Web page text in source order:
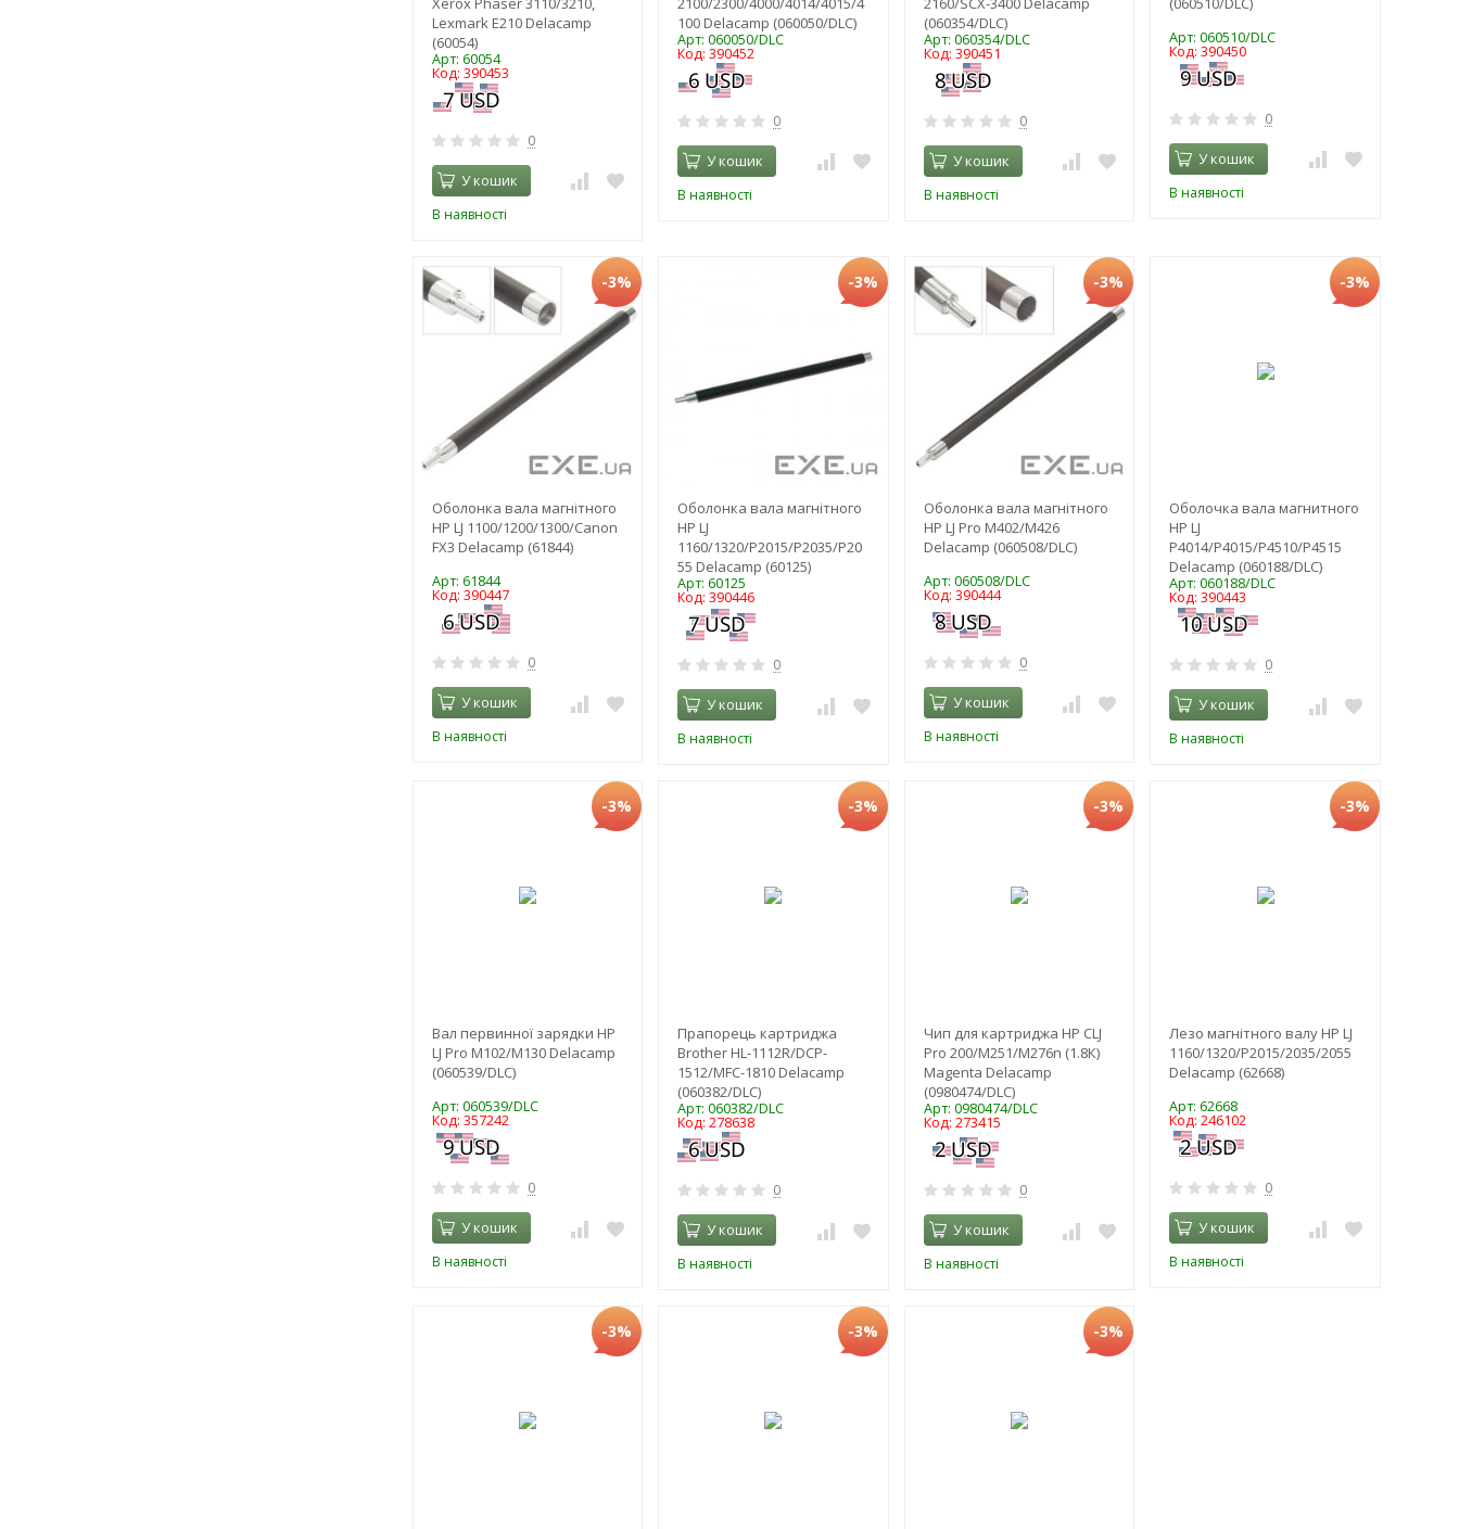
Lexmark E210 Delacamp
(60054)
Арт: 60054
Код: 390453
0
У кошик
В наявності
100 Delacamp (060050/DLC)
Арт: 060050/DLC
Код: 390452
0
У кошик
В наявності
(060354/DLC)
Арт: 060354/DLC
Код: 390451
0
У кошик
В наявності
Арт: 060510/DLC
Код: 390450
0
У кошик
В наявності
-3%
Оболонка вала магнітного
HP LJ 1100/1200/1300/Canon
FX3 Delacamp (61844)
Арт: 61844
Код: 390447
0
У кошик
В наявності
-3%
Оболонка вала магнітного
HP LJ
1160/1320/P2015/P2035/P20
55 Delacamp (60125)
Арт: 60125
Код: 390446
0
У кошик
В наявності
-3%
Оболонка вала магнітного
HP LJ Pro M402/M426
Delacamp (060508/DLC)
Арт: 060508/DLC
Код: 390444
0
У кошик
В наявності
-3%
Оболочка вала магнитного
HP LJ
P4014/P4015/P4510/P4515
Delacamp (060188/DLC)
Арт: 060188/DLC
Код: 390443
0
У кошик
В наявності
-3%
Вал первинної зарядки HP
LJ Pro M102/M130 Delacamp
(060539/DLC)
Арт: 060539/DLC
Код: 357242
0
У кошик
В наявності
-3%
Прапорець картриджа
Brother HL-1112R/DCP-
1512/MFC-1810 Delacamp
(060382/DLC)
Арт: 060382/DLC
Код: 278638
0
У кошик
В наявності
-3%
Чип для картриджа HP CLJ
Pro 200/M251/M276n (1.8К)
Magenta Delacamp
(0980474/DLC)
Арт: 0980474/DLC
Код: 273415
0
У кошик
В наявності
-3%
Лезо магнітного валу HP LJ
1160/1320/P2015/2035/2055
Delacamp (62668)
Арт: 62668
Код: 246102
0
У кошик
В наявності
-3% -3% -3%